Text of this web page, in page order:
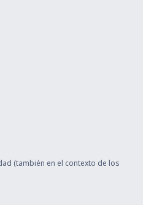
(también en el contexto de los